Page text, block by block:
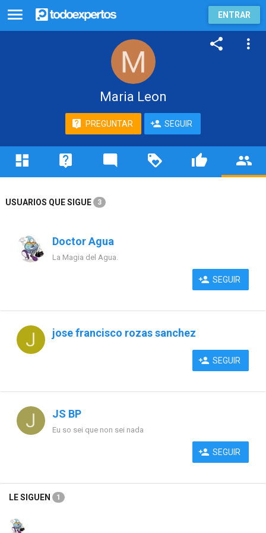
ENTRAR
Maria Leon
PREGUNTAR SEGUIR
USUARIOS QUE SIGUE 3
Doctor Agua
La Magia del Agua.
SEGUIR
jose francisco rozas sanchez
SEGUIR
JS BP
Eu so sei que non sei nada
SEGUIR
LE SIGUEN 1